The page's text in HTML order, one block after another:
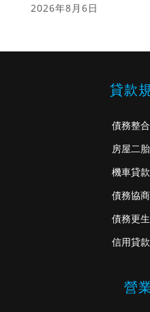
2026年8月6日
貸款
債務整合
房屋二胎
機車貸款
債務協商
債務更生
信用貸款
營